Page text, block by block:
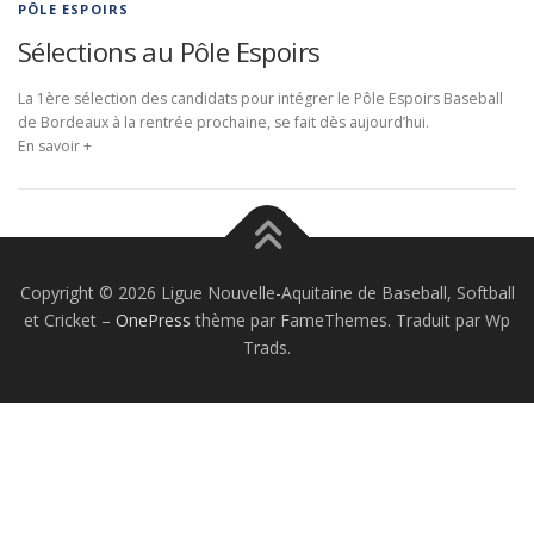
PÔLE ESPOIRS
Sélections au Pôle Espoirs
La 1ère sélection des candidats pour intégrer le Pôle Espoirs Baseball
de Bordeaux à la rentrée prochaine, se fait dès aujourd’hui.
En savoir +
Copyright © 2026 Ligue Nouvelle-Aquitaine de Baseball, Softball
et Cricket – OnePress thème par FameThemes. Traduit par Wp
Trads.